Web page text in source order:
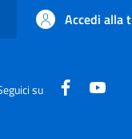
Accedi alla
su Facebook